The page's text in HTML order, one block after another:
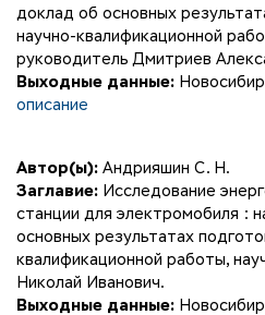
доклад об основных
научно-квалификационной
руководитель Дмитриев
Выходные данные:
описание
Автор(ы): Андрияшин С. Н.
Заглавие: Исследование
станции для электромобиля :
основных результатах
квалификационной работы,
Николай Иванович.
Выходные данные: